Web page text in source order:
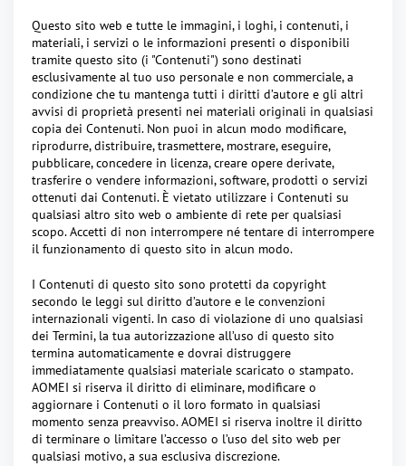
Questo sito web e tutte le immagini, i loghi, i contenuti, i
materiali, i servizi o le informazioni presenti o disponibili
tramite questo sito (i "Contenuti") sono destinati
esclusivamente al tuo uso personale e non commerciale, a
condizione che tu mantenga tutti i diritti d’autore e gli altri
avvisi di proprietà presenti nei materiali originali in qualsiasi
copia dei Contenuti. Non puoi in alcun modo modificare,
riprodurre, distribuire, trasmettere, mostrare, eseguire,
pubblicare, concedere in licenza, creare opere derivate,
trasferire o vendere informazioni, software, prodotti o servizi
ottenuti dai Contenuti. È vietato utilizzare i Contenuti su
qualsiasi altro sito web o ambiente di rete per qualsiasi
scopo. Accetti di non interrompere né tentare di interrompere
il funzionamento di questo sito in alcun modo.
I Contenuti di questo sito sono protetti da copyright
secondo le leggi sul diritto d’autore e le convenzioni
internazionali vigenti. In caso di violazione di uno qualsiasi
dei Termini, la tua autorizzazione all’uso di questo sito
termina automaticamente e dovrai distruggere
immediatamente qualsiasi materiale scaricato o stampato.
AOMEI si riserva il diritto di eliminare, modificare o
aggiornare i Contenuti o il loro formato in qualsiasi
momento senza preavviso. AOMEI si riserva inoltre il diritto
di terminare o limitare l’accesso o l’uso del sito web per
qualsiasi motivo, a sua esclusiva discrezione.